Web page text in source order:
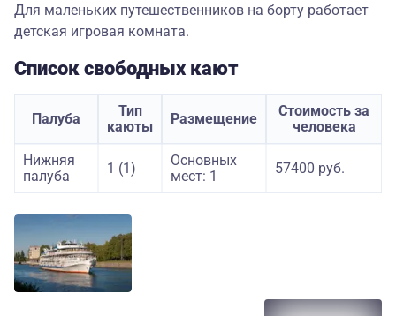
Для маленьких путешественников на борту работает
детская игровая комната.
Список свободных кают
Палуба
Тип
каюты
Размещение
Стоимость за
человека
Нижняя
палуба
1 (1)
Основных
мест: 1
57400 руб.